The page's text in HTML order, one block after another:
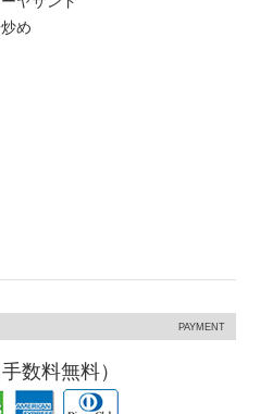
め
PAYMENT
数料無料）